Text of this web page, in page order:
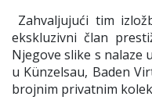
Zahvaljujući tim
ekskluzivni član
Njegove slike s nalaze
u Künzelsau, Baden
brojnim privatnim